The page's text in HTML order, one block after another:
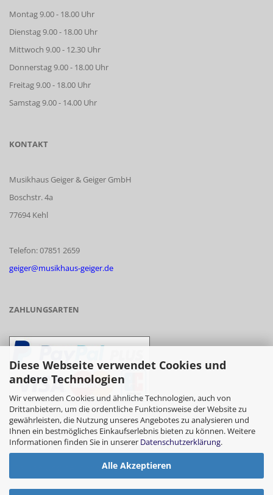
Diese Webseite verwendet Cookies und
andere Technologien
Wir verwenden Cookies und ähnliche Technologien, auch von
Drittanbietern, um die ordentliche Funktionsweise der Website zu
gewährleisten, die Nutzung unseres Angebotes zu analysieren und
Ihnen ein bestmögliches Einkaufserlebnis bieten zu können. Weitere
Informationen finden Sie in unserer Datenschutzerklärung.
Alle Akzeptieren
Montag 9.00 - 18.00 Uhr
Dienstag 9.00 - 18.00 Uhr
Mittwoch 9.00 - 12.30 Uhr
Donnerstag 9.00 - 18.00 Uhr
Freitag 9.00 - 18.00 Uhr
Samstag 9.00 - 14.00 Uhr
KONTAKT
Musikhaus Geiger & Geiger GmbH
Boschstr. 4a
77694 Kehl
Telefon: 07851 2659
geiger@musikhaus-geiger.de
ZAHLUNGSARTEN
- Vorkasse/Überweisung
- Barzahlung bei Abholung